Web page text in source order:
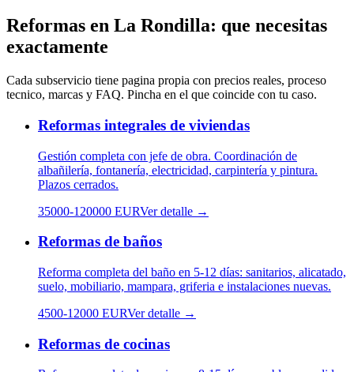
Reformas en La Rondilla: que necesitas
exactamente
Cada subservicio tiene pagina propia con precios reales, proceso
tecnico, marcas y FAQ. Pincha en el que coincide con tu caso.
Reformas integrales de viviendas
Gestión completa con jefe de obra. Coordinación de
albañilería, fontanería, electricidad, carpintería y pintura.
Plazos cerrados.
35000-120000 EURVer detalle →
Reformas de baños
Reforma completa del baño en 5-12 días: sanitarios, alicatado,
suelo, mobiliario, mampara, griferia e instalaciones nuevas.
4500-12000 EURVer detalle →
Reformas de cocinas